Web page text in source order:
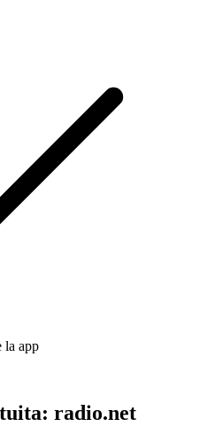
la app
radio.net